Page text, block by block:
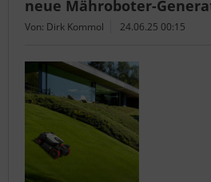
neue Mähroboter-
Von: Dirk Kommol 24.06.25 00:15